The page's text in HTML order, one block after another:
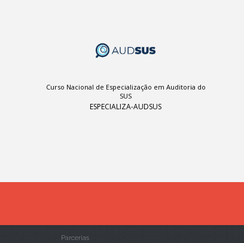
Curso Nacional de Especialização em Auditoria do
SUS
ESPECIALIZA-AUDSUS
Parcerias